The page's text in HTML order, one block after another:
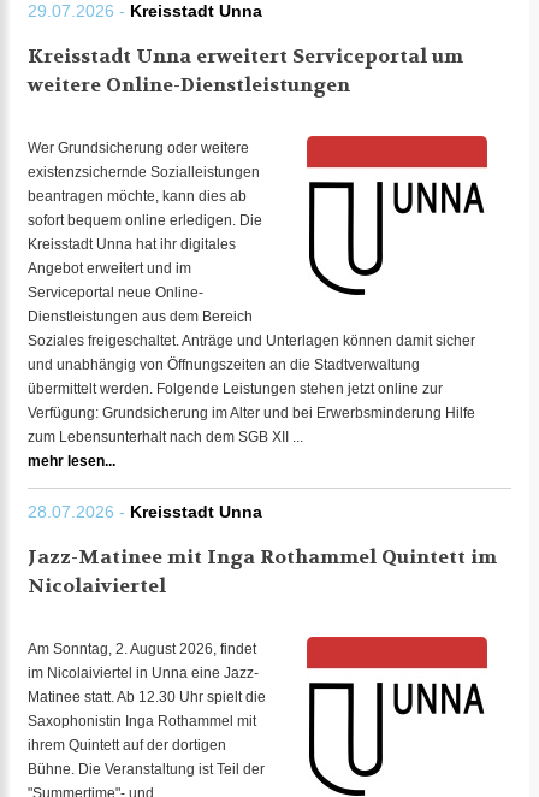
29.07.2026 - Kreisstadt Unna
Kreisstadt Unna erweitert Serviceportal um
weitere Online-Dienstleistungen
Wer Grundsicherung oder weitere
existenzsichernde Sozialleistungen
beantragen möchte, kann dies ab
sofort bequem online erledigen. Die
Kreisstadt Unna hat ihr digitales
Angebot erweitert und im
Serviceportal neue Online-
Dienstleistungen aus dem Bereich
Soziales freigeschaltet. Anträge und Unterlagen können damit sicher
und unabhängig von Öffnungszeiten an die Stadtverwaltung
übermittelt werden. Folgende Leistungen stehen jetzt online zur
Verfügung: Grundsicherung im Alter und bei Erwerbsminderung Hilfe
zum Lebensunterhalt nach dem SGB XII ...
mehr lesen...
28.07.2026 - Kreisstadt Unna
Jazz-Matinee mit Inga Rothammel Quintett im
Nicolaiviertel
Am Sonntag, 2. August 2026, findet
im Nicolaiviertel in Unna eine Jazz-
Matinee statt. Ab 12.30 Uhr spielt die
Saxophonistin Inga Rothammel mit
ihrem Quintett auf der dortigen
Bühne. Die Veranstaltung ist Teil der
"Summertime"- und